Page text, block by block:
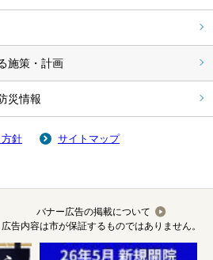
施策・計画
災情報
針 サイトマップ
バナー広告の掲載について
広告内容は市が保証するものではありません。